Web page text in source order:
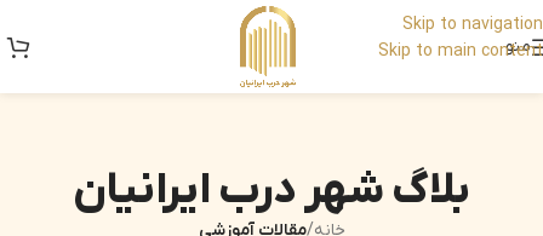
Skip to navigation
Skip to main content
منو
بلاگ شهر درب ایرانیان
خانه/مقالات آموزشی